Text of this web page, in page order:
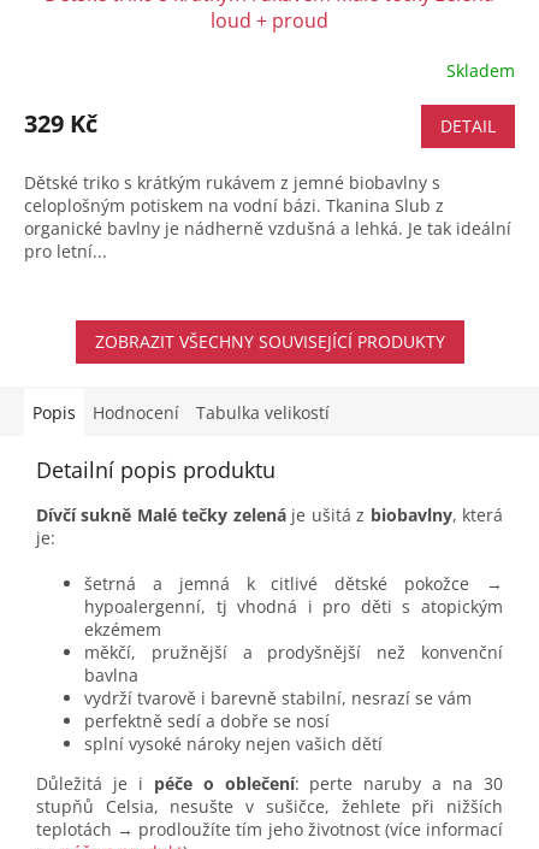
loud + proud
Skladem
329 Kč DETAIL
Dětské triko s krátkým rukávem z jemné biobavlny s
celoplošným potiskem na vodní bázi. Tkanina Slub z
organické bavlny je nádherně vzdušná a lehká. Je tak ideální
pro letní...
ZOBRAZIT VŠECHNY SOUVISEJÍCÍ PRODUKTY
Popis Hodnocení Tabulka velikostí
Detailní popis produktu
Dívčí sukně Malé tečky zelená je ušitá z biobavlny, která
je:
šetrná a jemná k citlivé dětské pokožce →
hypoalergenní, tj vhodná i pro děti s atopickým
ekzémem
měkčí, pružnější a prodyšnější než konvenční
bavlna
vydrží tvarově i barevně stabilní, nesrazí se vám
perfektně sedí a dobře se nosí
splní vysoké nároky nejen vašich dětí
Důležitá je i péče o oblečení: perte naruby a na 30
stupňů Celsia, nesušte v sušičce, žehlete při nižších
teplotách → prodloužíte tím jeho životnost (více informací